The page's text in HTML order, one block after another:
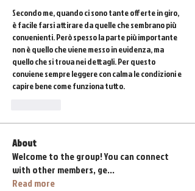
Secondo me, quando ci sono tante offerte in giro,
è facile farsi attirare da quelle che sembrano più
convenienti. Però spesso la parte più importante
non è quello che viene messo in evidenza, ma
quello che si trova nei dettagli. Per questo
conviene sempre leggere con calma le condizioni e
capire bene come funziona tutto.
About
Welcome to the group! You can connect
with other members, ge...
Read more